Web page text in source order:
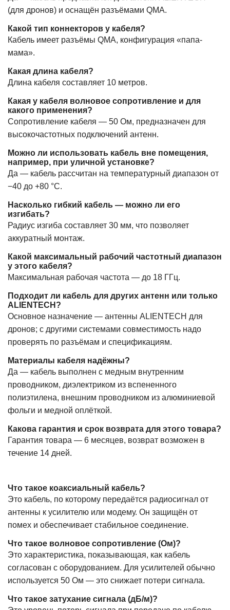
(для дронов) и оснащён разъёмами QMA.
Какой тип коннекторов у кабеля?
Кабель имеет разъёмы QMA, конфигурация «папа-
мама».
Какая длина кабеля?
Длина кабеля составляет 10 метров.
Какая у кабеля волновое сопротивление и для
какого применения?
Сопротивление кабеля — 50 Ом, предназначен для
высокочастотных подключений антенн.
Можно ли использовать кабель вне помещения,
например, при уличной установке?
Да — кабель рассчитан на температурный диапазон от
−40 до +80 °C.
Насколько гибкий кабель — можно ли его
изгибать?
Радиус изгиба составляет 30 мм, что позволяет
аккуратный монтаж.
Какой максимальный рабочий частотный диапазон
у этого кабеля?
Максимальная рабочая частота — до 18 ГГц.
Подходит ли кабель для других антенн или только
ALIENTECH?
Основное назначение — антенны ALIENTECH для
дронов; с другими системами совместимость надо
проверять по разъёмам и спецификациям.
Материалы кабеля надёжны?
Да — кабель выполнен с медным внутренним
проводником, диэлектриком из вспененного
полиэтилена, внешним проводником из алюминиевой
фольги и медной оплёткой.
Какова гарантия и срок возврата для этого товара?
Гарантия товара — 6 месяцев, возврат возможен в
течение 14 дней.
Что такое коаксиальный кабель?
Это кабель, по которому передаётся радиосигнал от
антенны к усилителю или модему. Он защищён от
помех и обеспечивает стабильное соединение.
Что такое волновое сопротивление (Ом)?
Это характеристика, показывающая, как кабель
согласован с оборудованием. Для усилителей обычно
используется 50 Ом — это снижает потери сигнала.
Что такое затухание сигнала (дБ/м)?